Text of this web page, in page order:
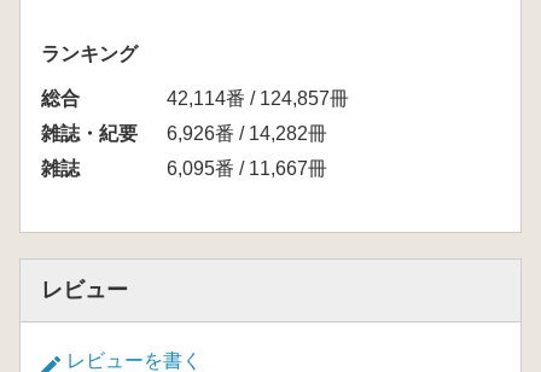
ランキング
総合
42,114番 / 124,857冊
雑誌・紀要
6,926番 / 14,282冊
雑誌
6,095番 / 11,667冊
レビュー
レビューを書く